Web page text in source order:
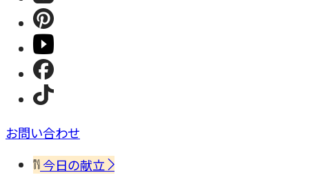
お問い合わせ
今日の献立